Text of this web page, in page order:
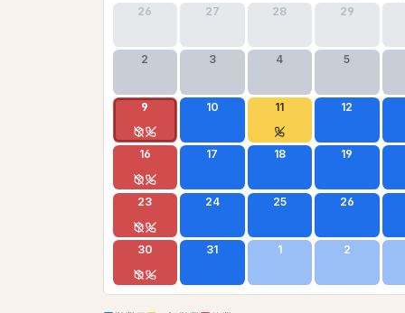
26 27 28 29
2 3 4 5
9 10 11 12
16 17 18 19
23 24 25 26
30 31 1 2